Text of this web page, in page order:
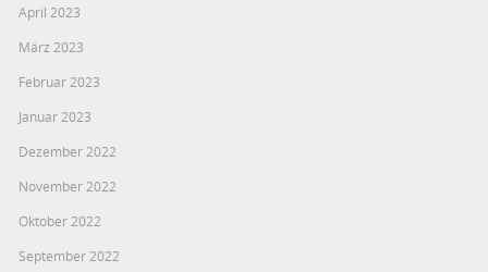
April 2023
März 2023
Februar 2023
Januar 2023
Dezember 2022
November 2022
Oktober 2022
September 2022